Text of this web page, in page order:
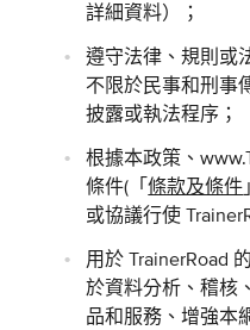
詳細資料）；
遵守法律、規則或
不限於民事和刑事
披露或執法程序；
根據本政策、
條件(「條款及條件
或協議行使
用於 TrainerRoad
於資料分析、稽核
品和服務、增強本